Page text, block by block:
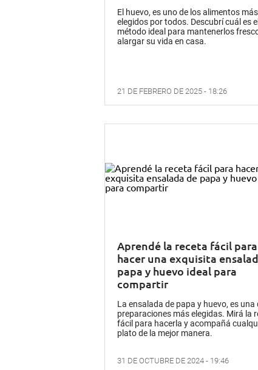
El huevo, es uno de los alimentos más
elegidos por todos. Descubrí cuál es el
método ideal para mantenerlos
alargar su vida en casa.
21 DE FEBRERO DE 2025 - 18:26
Aprendé la receta fácil para
hacer una exquisita
papa y huevo ideal para
compartir
La ensalada de papa y huevo, es una
preparaciones más elegidas. Mirá la
fácil para hacerla y acompañá
plato de la mejor manera.
31 DE OCTUBRE DE 2024 - 19:46